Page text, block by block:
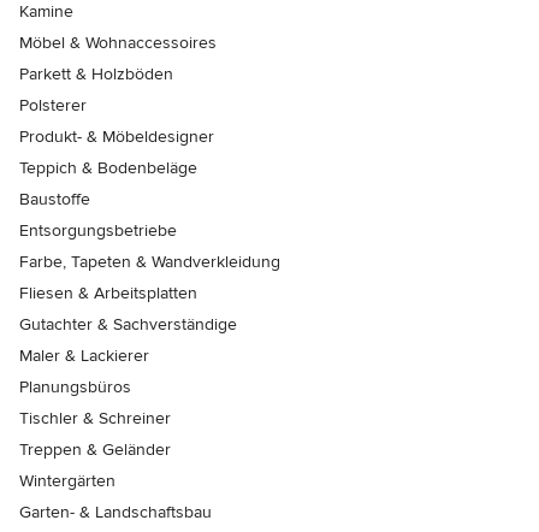
Kamine
Möbel & Wohnaccessoires
Parkett & Holzböden
Polsterer
Produkt- & Möbeldesigner
Teppich & Bodenbeläge
Baustoffe
Entsorgungsbetriebe
Farbe, Tapeten & Wandverkleidung
Fliesen & Arbeitsplatten
Gutachter & Sachverständige
Maler & Lackierer
Planungsbüros
Tischler & Schreiner
Treppen & Geländer
Wintergärten
Garten- & Landschaftsbau